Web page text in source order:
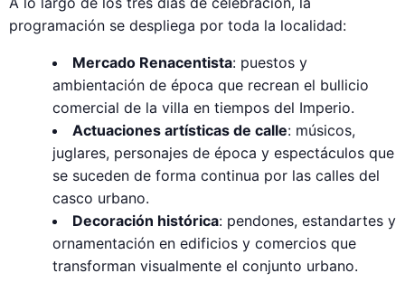
programación se despliega por toda la localidad:
Mercado Renacentista: puestos y
ambientación de época que recrean el bullicio
comercial de la villa en tiempos del Imperio.
Actuaciones artísticas de calle: músicos,
juglares, personajes de época y espectáculos que
se suceden de forma continua por las calles del
casco urbano.
Decoración histórica: pendones, estandartes y
ornamentación en edificios y comercios que
transforman visualmente el conjunto urbano.